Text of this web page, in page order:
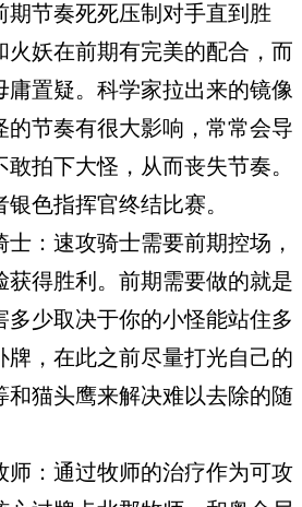
期节奏死死压制对手直到胜
火妖在前期有完美的配合，而
庸置疑。科学家拉出来的镜像
的节奏有很大影响，常常会导
拍下大怪，从而丧失节奏。
色指挥官终结比赛。
士：速攻骑士需要前期控场，
获得胜利。前期需要做的就是
多少取决于你的小怪能站住多
牌，在此之前尽量打光自己的
和猫头鹰来解决难以去除的随
师：通过牧师的治疗作为可攻